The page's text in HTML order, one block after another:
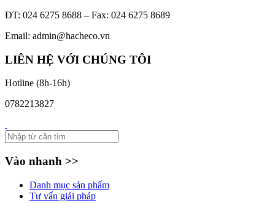
ĐT: 024 6275 8688 – Fax: 024 6275 8689
Email: admin@hacheco.vn
LIÊN HỆ VỚI CHÚNG TÔI
Hotline (8h-16h)
0782213827
Vào nhanh >>
Danh mục sản phẩm
Tư vấn giải pháp